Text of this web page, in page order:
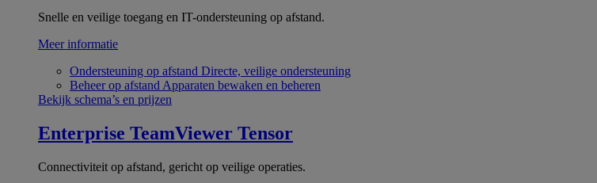
Snelle en veilige toegang en IT-ondersteuning op afstand.
Meer informatie
Ondersteuning op afstand Directe, veilige ondersteuning
Beheer op afstand Apparaten bewaken en beheren
Bekijk schema’s en prijzen
Enterprise TeamViewer Tensor
Connectiviteit op afstand, gericht op veilige operaties.